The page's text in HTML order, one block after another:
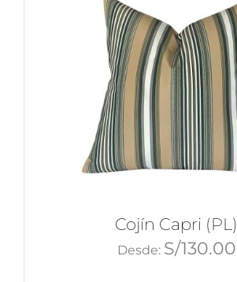
Cojín Capri (PL)
Desde: S/130.00